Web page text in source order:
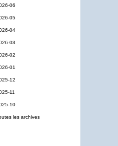
06
05
04
03
02
01
12
11
10
les archives